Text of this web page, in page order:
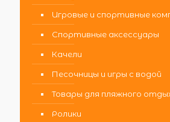
Игровые и спортивные
Спортивные аксессуары
Качели
Песочницы и игры с водой
Товары для пляжного
Ролики